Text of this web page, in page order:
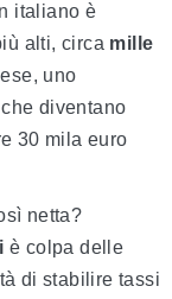
italiano è
alti, circa mille
uno
diventano
30 mila euro
netta?
è colpa delle
di stabilire tassi